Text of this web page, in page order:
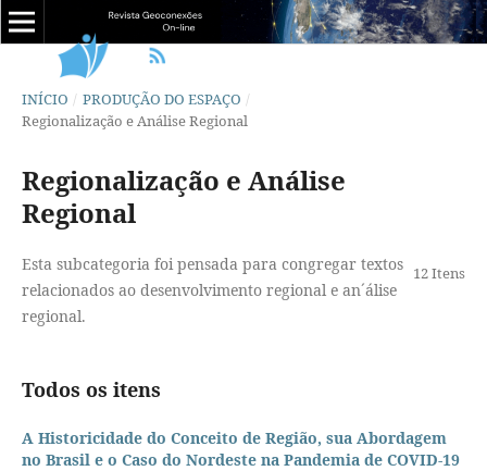
INÍCIO / PRODUÇÃO DO ESPAÇO /
Regionalização e Análise Regional
Regionalização e Análise
Regional
12 Itens
Esta subcategoria foi pensada para congregar textos
relacionados ao desenvolvimento regional e an´álise
regional.
Todos os itens
A Historicidade do Conceito de Região, sua Abordagem
no Brasil e o Caso do Nordeste na Pandemia de COVID-19